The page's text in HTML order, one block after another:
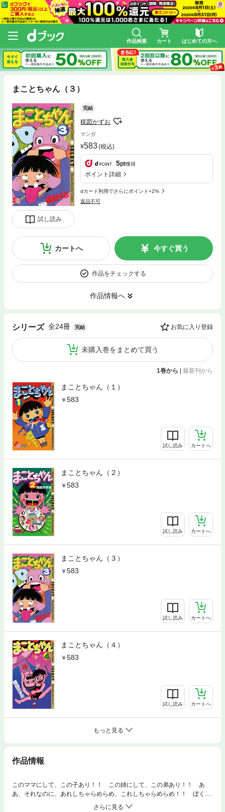
作品検索 カート はじめての方へ
まことちゃん（３）
試し読み
完結
楳図かずお
マンガ
583(税込)
5pt獲得
ポイント詳細
dカード利用でさらにポイント+2%
返品不可
カートへ 今すぐ買う
作品をチェックする
作品情報へ
シリーズ 全24冊 完結 お気に入り登録
未購入巻をまとめて買う
1巻から | 最新刊から
まことちゃん（１）
583
試し読み カートへ
まことちゃん（２）
583
試し読み カートへ
まことちゃん（３）
583
試し読み カートへ
まことちゃん（４）
583
試し読み カートへ
もっと見る
作品情報
このママにして、この子あり！！ この姉にして、この弟あり！！ あ
あ、それなのに、あれしちゃらめらめ、これしちゃらめらめ！！ ぼくち
ゃん、沢田家じゃもう死にそうなのら！！ なんらかきょうもイヤ～な予